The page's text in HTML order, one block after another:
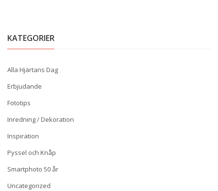
KATEGORIER
Alla Hjärtans Dag
Erbjudande
Fototips
Inredning / Dekoration
Inspiration
Pyssel och Knåp
Smartphoto 50 år
Uncategorized